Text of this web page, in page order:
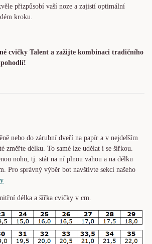
přizpůsobí vaší noze a zajistí optimální
kroku.
cvičky Talent a zažijte kombinaci tradičního
nebo do zárubní dveří na papír a v nejdelším
změřte délku. To samé lze udělat i se šířkou.
nohu, tj. stát na ní plnou vahou a na délku
Pro správný výběr bot navštivte sekci našeho
délka a šířka cvičky v cm.